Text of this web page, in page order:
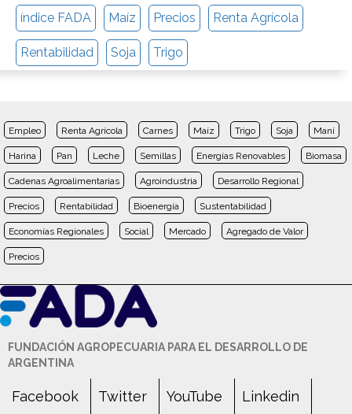
índice FADA Maíz Precios Renta Agrícola
Rentabilidad Soja Trigo
Empleo Renta Agrícola Carnes Maíz Trigo Soja Maní
Harina Pan Leche Semillas Energías Renovables Biomasa
Cadenas Agroalimentarias Agroindustria Desarrollo Regional
Precios Rentabilidad Bioenergía Sustentabilidad
Economías Regionales Social Mercado Agregado de Valor
Precios
FUNDACIÓN AGROPECUARIA PARA EL DESARROLLO DE
ARGENTINA
Facebook Twitter YouTube Linkedin